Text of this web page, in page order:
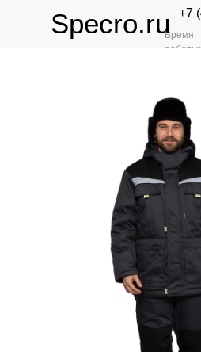
Время
работы:
+7
Specro.ru